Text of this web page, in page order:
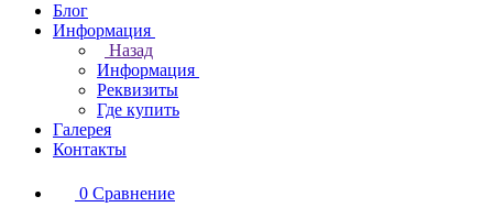
Блог
Информация
Назад
Информация
Реквизиты
Где купить
Галерея
Контакты
0 Сравнение